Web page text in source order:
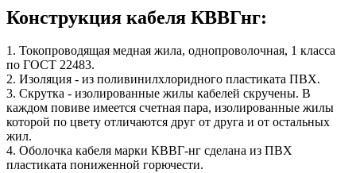
Конструкция кабеля КВВГнг:
1. Токопроводящая медная жила, однопроволочная, 1 класса
по ГОСТ 22483.
2. Изоляция - из поливинилхлоридного пластиката ПВХ.
3. Скрутка - изолированные жилы кабелей скручены. В
каждом повиве имеется счетная пара, изолированные жилы
которой по цвету отличаются друг от друга и от остальных
жил.
4. Оболочка кабеля марки КВВГ-нг сделана из ПВХ
пластиката пониженной горючести.